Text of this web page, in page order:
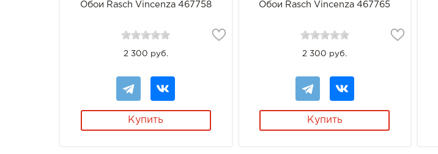
Обои Rasch Vincenza 467758
2 300 руб.
Купить
Обои Rasch Vincenza 467765
2 300 руб.
Купить